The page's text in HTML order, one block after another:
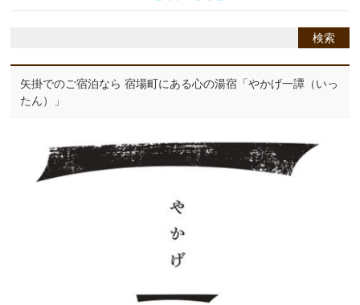
矢掛でのご宿泊なら 宿場町にある心の湯宿「やかげ一譚（いっ
たん）」